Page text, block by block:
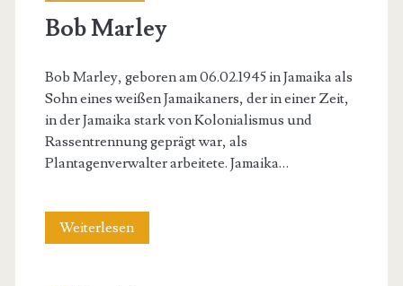
Bob Marley
Bob Marley, geboren am 06.02.1945 in Jamaika als
Sohn eines weißen Jamaikaners, der in einer Zeit,
in der Jamaika stark von Kolonialismus und
Rassentrennung geprägt war, als
Plantagenverwalter arbeitete. Jamaika…
WeiterlesenBob